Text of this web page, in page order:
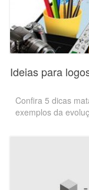
Ideias para
Confira 5 dicas
exemplos da